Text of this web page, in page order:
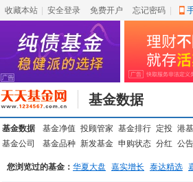
收藏本站 安全登录 免费开户 忘记密码
基金数据
基金数据 基金净值 投顾管家 基金排行 定投 港基
基金公司
基金品种 新发基金 申购状态 分红 公告
您浏览过的基金： 华夏大盘 嘉实增长 泰达精选